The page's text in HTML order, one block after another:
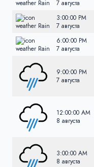
7 августа
3:00:00 PM
7 августа
6:00:00 PM
7 августа
9:00:00 PM
7 августа
12:00:00 AM
8 августа
3:00:00 AM
8 августа